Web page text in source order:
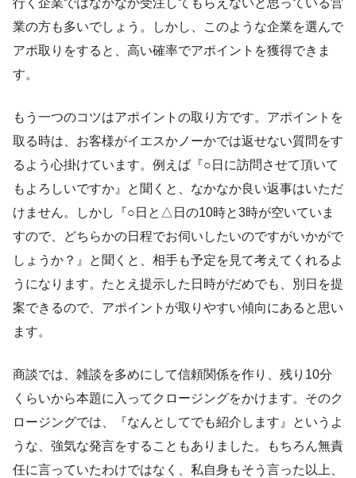
行く企業ではなかなか受注してもらえないと思っている営
業の方も多いでしょう。しかし、このような企業を選んで
アポ取りをすると、高い確率でアポイントを獲得できま
す。
もう一つのコツはアポイントの取り方です。アポイントを
取る時は、お客様がイエスかノーかでは返せない質問をす
るよう心掛けています。例えば『○日に訪問させて頂いて
もよろしいですか』と聞くと、なかなか良い返事はいただ
けません。しかし『○日と△日の10時と3時が空いていま
すので、どちらかの日程でお伺いしたいのですがいかがで
しょうか？』と聞くと、相手も予定を見て考えてくれるよ
うになります。たとえ提示した日時がだめでも、別日を提
案できるので、アポイントが取りやすい傾向にあると思い
ます。
商談では、雑談を多めにして信頼関係を作り、残り10分
くらいから本題に入ってクロージングをかけます。そのク
ロージングでは、『なんとしてでも紹介します』というよ
うな、強気な発言をすることもありました。もちろん無責
任に言っていたわけではなく、私自身もそう言った以上、